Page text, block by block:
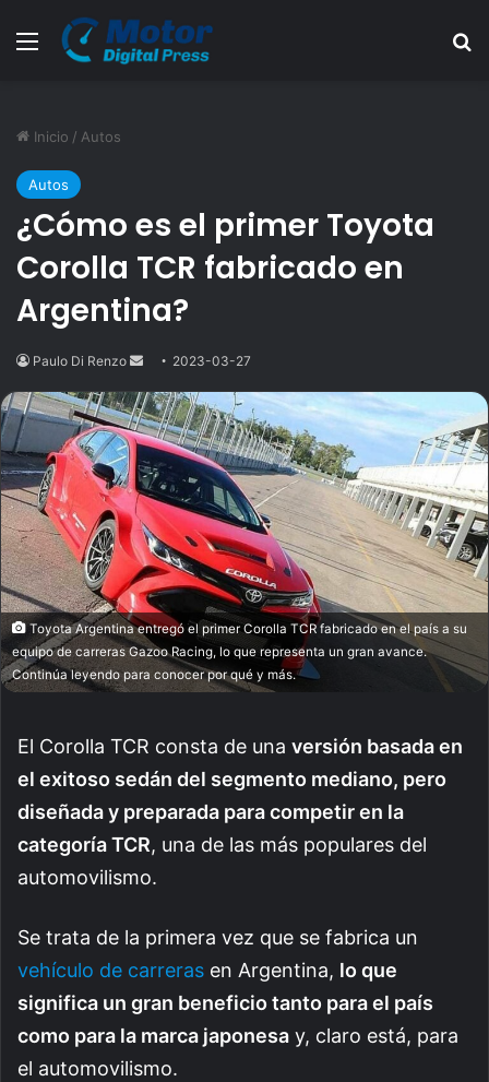
Menú
Inicio / Autos
Autos
¿Cómo es el primer Toyota
Corolla TCR fabricado en
Argentina?
Paulo Di Renzo
Send
email
2023-03-27
Toyota Argentina entregó el primer Corolla TCR fabricado en el país a su
equipo de carreras Gazoo Racing, lo que representa un gran avance.
Continúa leyendo para conocer por qué y más.
El Corolla TCR consta de una versión basada en
el exitoso sedán del segmento mediano, pero
diseñada y preparada para competir en la
categoría TCR, una de las más populares del
automovilismo.
Se trata de la primera vez que se fabrica un
vehículo de carreras en Argentina, lo que
significa un gran beneficio tanto para el país
como para la marca japonesa y, claro está, para
el automovilismo.